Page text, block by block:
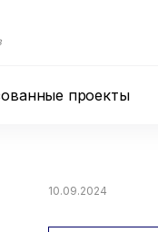
проекты
10.09.2024